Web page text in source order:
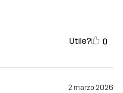
Utile? 0
2 marzo 2026